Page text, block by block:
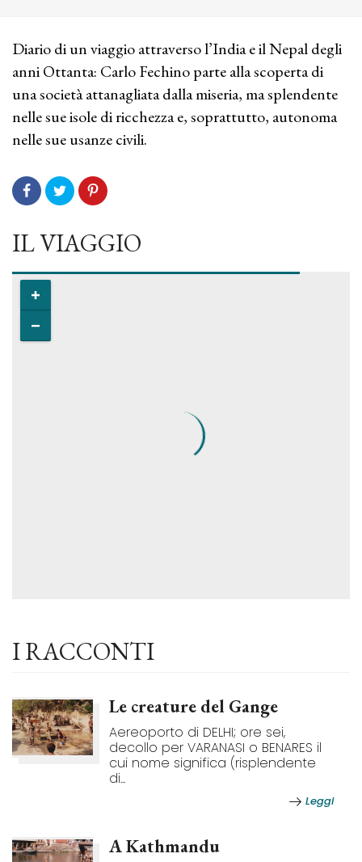
Diario di un viaggio attraverso l’India e il Nepal degli
anni Ottanta: Carlo Fechino parte alla scoperta di
una società attanagliata dalla miseria, ma splendente
nelle sue isole di ricchezza e, soprattutto, autonoma
nelle sue usanze civili.
IL VIAGGIO
I RACCONTI
Le creature del Gange
Aereoporto di DELHI; ore sei,
decollo per VARANASI o BENARES il
cui nome significa (risplendente
di...
Leggi
A Kathmandu